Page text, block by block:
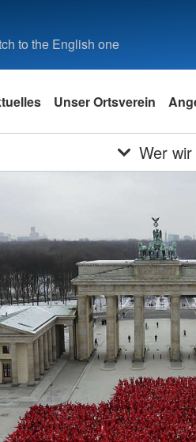
to the English one
Unser Ortsverein
Wer